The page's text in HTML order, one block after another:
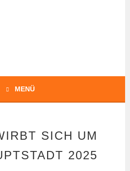
MENÜ
SICH UM
2025